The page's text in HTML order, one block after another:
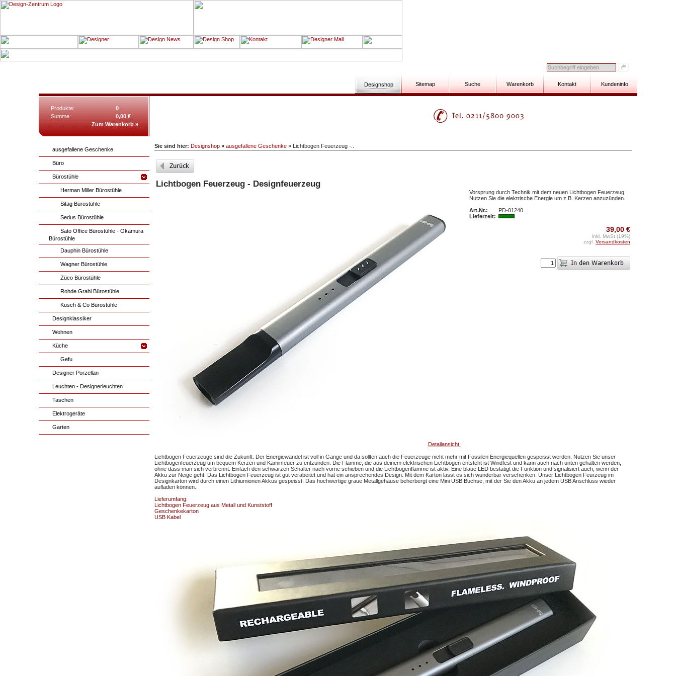
Designshop Sitemap Suche Warenkorb Kontakt Kundeninfo
Produkte:
0
Summe:
0,00 €
Zum Warenkorb »
ausgefallene Geschenke
Büro
Bürostühle
Herman Miller Bürostühle
Sitag Bürostühle
Sedus Bürostühle
Sato Office Bürostühle - Okamura
Bürostühle
Dauphin Bürostühle
Wagner Bürostühle
Züco Bürostühle
Rohde Grahl Bürostühle
Kusch & Co Bürostühle
Designklassiker
Wohnen
Küche
Gefu
Designer Porzellan
Leuchten - Designerleuchten
Taschen
Elektrogeräte
Garten
Sie sind hier: Designshop » ausgefallene Geschenke » Lichtbogen Feuerzeug -..
Lichtbogen Feuerzeug - Designfeuerzeug
Detailansicht
Vorsprung durch Technik mit dem neuen Lichtbogen Feuerzeug.
Nutzen Sie die elektrische Energie um z.B. Kerzen anzuzünden.
Art.Nr.:
PD-01240
Lieferzeit:
39,00 €
inkl. MwSt (19%)
zzgl. Versandkosten
Lichtbogen Feuerzeuge sind die Zukunft. Der Energiewandel ist voll in Gange und da sollten auch die Feuerzeuge nicht mehr mit Fossilen Energiequellen gespeisst werden. Nutzen Sie unser
Lichtbogenfeuerzeug um bequem Kerzen und Kaminfeuer zu entzünden. Die Flamme, die aus deinem elektrischen Lichtbogen entsteht ist Windfest und kann auch nach unten gehalten werden,
ohne dass man sich verbrennt. Einfach den schwarzen Schalter nach vorne schieben und die Lichtbogenflamme ist aktiv. Eine blaue LED bestätigt die Funktion und signalisiert auch, wenn der
Akku zur Neige geht. Das Lichtbogen Feuerzeug ist gut verabeitet und hat ein ansprechendes Design. Mit dem Karton lässt es sich wunderbar verschenken. Unser Lichtbogen Feurzeug im
Designkarton wird durch einen Lithiumionen Akkus gespeisst. Das hochwertige graue Metallgehäuse beherbergt eine Mini USB Buchse, mit der Sie den Akku an jedem USB Anschluss wieder
aufladen können.
Lieferumfang:
Lichtbogen Feuerzeug aus Metall und Kunststoff
Geschenkekarton
USB Kabel